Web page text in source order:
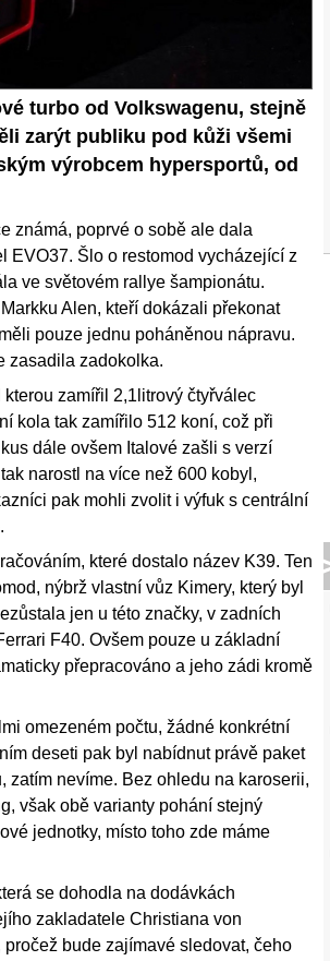
turbo od Volkswagenu, stejně
zarýt publiku pod kůži všemi
výrobcem hypersportů, od
známá, poprvé o sobě ale dala
EVO37. Šlo o restomod vycházející z
ve světovém rallye šampionátu.
Alen, kteří dokázali překonat
pouze jednu poháněnou nápravu.
zasadila zadokolka.
zamířil 2,1litrový čtyřválec
kola tak zamířilo 512 koní, což při
dále ovšem Italové zašli s verzí
narostl na více než 600 kobyl,
pak mohli zvolit i výfuk s centrální
které dostalo název K39. Ten
nýbrž vlastní vůz Kimery, který byl
jen u této značky, v zadních
F40. Ovšem pouze u základní
přepracováno a jeho zádi kromě
omezeném počtu, žádné konkrétní
deseti pak byl nabídnut právě paket
zatím nevíme. Bez ohledu na karoserii,
však obě varianty pohání stejný
jednotky, místo toho zde máme
se dohodla na dodávkách
zakladatele Christiana von
bude zajímavé sledovat, čeho